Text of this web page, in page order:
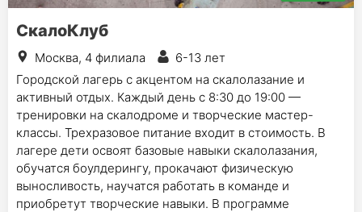
СкалоКлуб
Москва, 4 филиала
6-13 лет
Городской лагерь с акцентом на скалолазание и
активный отдых. Каждый день с 8:30 до 19:00 —
тренировки на скалодроме и творческие мастер-
классы. Трехразовое питание входит в стоимость. В
лагере дети освоят базовые навыки скалолазания,
обучатся боулдерингу, прокачают физическую
выносливость, научатся работать в команде и
приобретут творческие навыки. В программе